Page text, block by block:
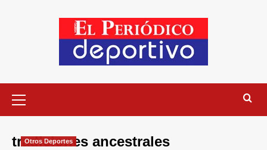
tradiciones ancestrales
Otros Deportes